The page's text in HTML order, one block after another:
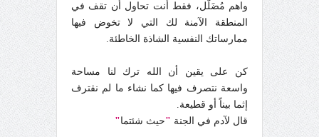
واهم مُضَلَّل، فقط أنت تحاول أن تقف في
المنطقة الآمنة لك التي لا تخوض فيها
ممارساتك النفسية الشاذة الخاطئة.
كن على يقين أن الله ترك لنا مساحة
واسعة نتصرف فيها كما نشاء ما لم نقترف
إثما بيناً أو قطيعة.
قال لآدم في الجنة "حيث شئتما"